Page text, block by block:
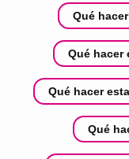
Qué
Qué hacer
Qué hacer
Qué